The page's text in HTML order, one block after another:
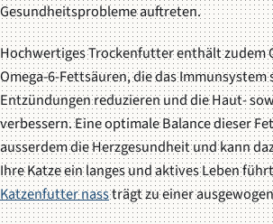
Gesundheitsprobleme auftreten.
Hochwertiges Trockenfutter enthält zudem
Omega-6-Fettsäuren, die das Immunsystem
Entzündungen reduzieren und die Haut-
verbessern. Eine optimale Balance dieser
ausserdem die Herzgesundheit und kann
Ihre Katze ein langes und aktives Leben
Katzenfutter nassträgt zu einer